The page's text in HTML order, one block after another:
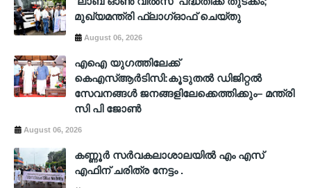
മുഖ്യമന്ത്രി ഫ്ലാഗ്ഓഫ് ചെയ്തു
August 06, 2026
എഐ യുഗത്തിലേക്ക്
കെഎസ്ആർടിസി:കൂടുതൽ ഡിജിറ്റൽ
സേവനങ്ങൾ ജനങ്ങളിലേക്കെത്തിക്കും– മന്ത്രി
സി പി ജോൺ
August 06, 2026
കണ്ണൂർ സർവകലാശാലയിൽ എം എസ്
എഫിന് ചരിത്ര നേട്ടം .